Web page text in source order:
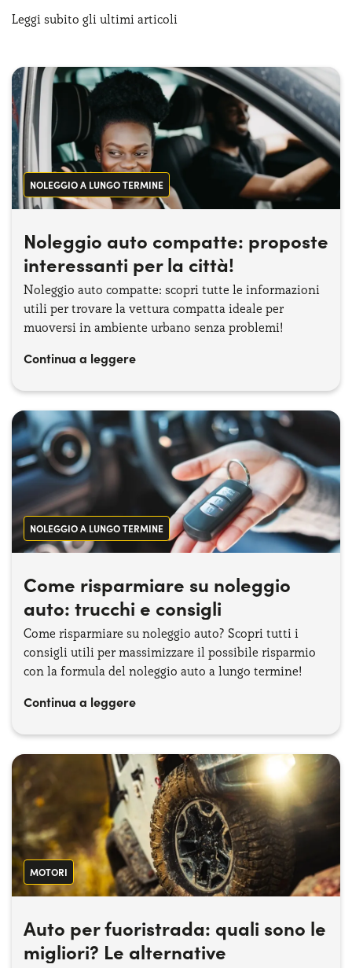
Leggi subito gli ultimi articoli
NOLEGGIO A LUNGO TERMINE
Noleggio auto compatte: proposte
interessanti per la città!
Noleggio auto compatte: scopri tutte le informazioni
utili per trovare la vettura compatta ideale per
muoversi in ambiente urbano senza problemi!
Continua a leggere
NOLEGGIO A LUNGO TERMINE
Come risparmiare su noleggio
auto: trucchi e consigli
Come risparmiare su noleggio auto? Scopri tutti i
consigli utili per massimizzare il possibile risparmio
con la formula del noleggio auto a lungo termine!
Continua a leggere
MOTORI
Auto per fuoristrada: quali sono le
migliori? Le alternative